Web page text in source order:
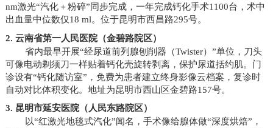
nm激光“汽化＋粉碎”同步完成，一年完成钙化手术1100台，术中
出血量中位数仅18 ml。位于昆明市西昌路295号。
2. 云南省第一人民医院（金碧路院区）
省内最早开展“经尿道前列腺刨削器（Twister）”单位，刀头
可像电动剃须刀一样贴着钙化壳旋转剥离，保护尿道括约肌。门
诊设有“钙化随访室”，免费为患者建立终身影像云档案，复诊时
自动对比体积变化。地址为昆明市西山区金碧路157号。
3. 昆明市延安医院（人民东路院区）
以“红激光地毯式汽化”闻名，手术像给腺体做“深度烘焙”，